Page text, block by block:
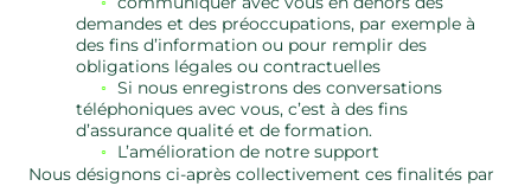
demandes et des préoccupations, par exemple à
des fins d’information ou pour remplir des
obligations légales ou contractuelles
Si nous enregistrons des conversations
téléphoniques avec vous, c’est à des fins
d’assurance qualité et de formation.
L’amélioration de notre support
Nous désignons ci-après collectivement ces finalités par